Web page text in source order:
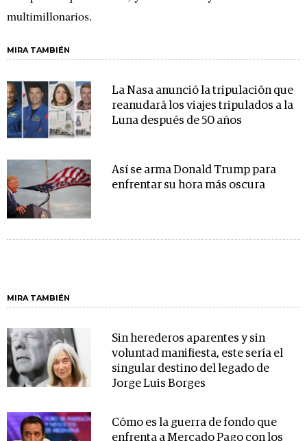
multimillonarios.
MIRA TAMBIÉN
La Nasa anunció la tripulación que
reanudará los viajes tripulados a la
Luna después de 50 años
Así se arma Donald Trump para
enfrentar su hora más oscura
MIRA TAMBIÉN
Sin herederos aparentes y sin
voluntad manifiesta, este sería el
singular destino del legado de
Jorge Luis Borges
Cómo es la guerra de fondo que
enfrenta a Mercado Pago con los